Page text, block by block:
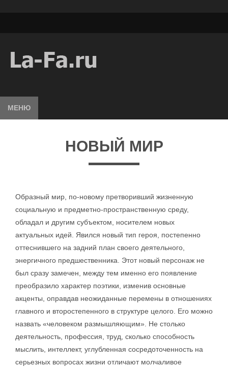
МЕНЮ
НОВЫЙ МИР
Образный мир, по-новому претворивший жизненную
социальную и предметно-пространственную среду,
обладал и другим субъектом, носителем новых
актуальных идей. Явился новый тип героя, постепенно
оттеснившего на задний план своего деятельного,
энергичного предшественника. Этот новый персонаж не
был сразу замечен, между тем именно его появление
преобразило характер поэтики, изменив основные
акценты, оправдав неожиданные перемены в отношениях
главного и второстепенного в структуре целого. Его можно
назвать «человеком размышляющим». Не столько
деятельность, профессия, труд, сколько способность
мыслить, интеллект, углубленная сосредоточенность на
серьезных вопросах жизни отличают молчаливое